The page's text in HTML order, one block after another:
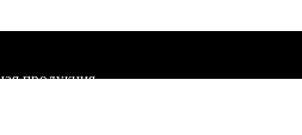
продукция